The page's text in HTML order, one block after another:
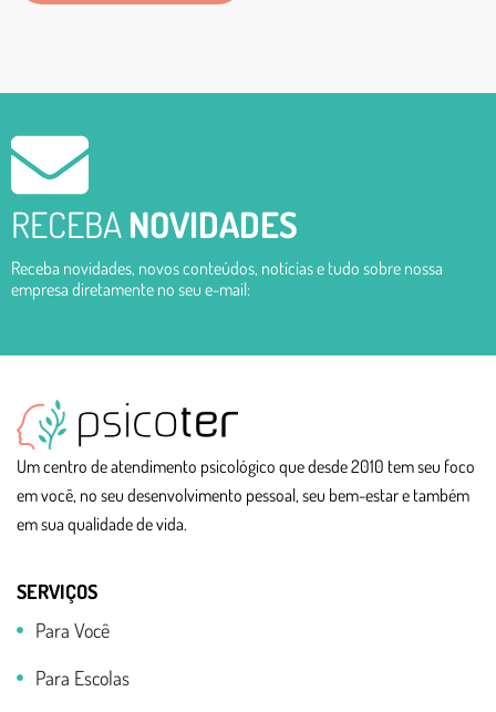
RECEBANOVIDADES
Receba novidades, novos conteúdos, notícias e tudo sobre nossa
empresa diretamente no seu e-mail:
Um centro de atendimento psicológico que desde 2010 tem seu foco
em você, no seu desenvolvimento pessoal, seu bem-estar e também
em sua qualidade de vida.
SERVIÇOS
Para Você
Para Escolas